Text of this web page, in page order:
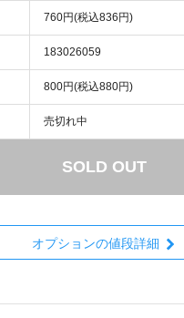
760円(税込836円)
183026059
800円(税込880円)
売切れ中
SOLD OUT
オプションの値段詳細